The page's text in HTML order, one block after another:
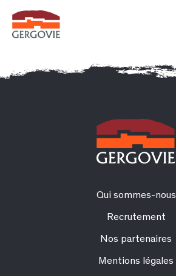
Qui sommes-nous
Recrutement
Nos partenaires
Mentions légales